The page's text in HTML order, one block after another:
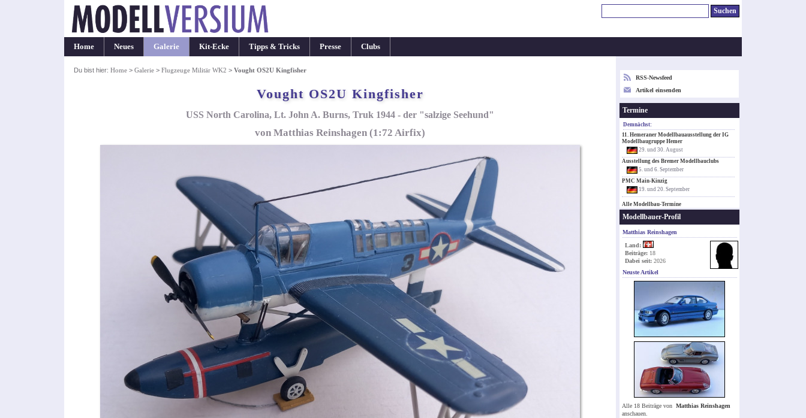
Home Neues Galerie Kit-Ecke Tipps & Tricks Presse Clubs
Du bist hier: Home> Galerie> Flugzeuge Militär WK2 > Vought OS2U Kingfisher
Vought OS2U Kingfisher
USS North Carolina, Lt. John A. Burns, Truk 1944 - der "salzige Seehund"
von Matthias Reinshagen (1:72 Airfix)
RSS-Newsfeed
Artikel einsenden
Termine
Demnächst:
11. Hemeraner Modellbauausstellung der IG
Modellbaugruppe Hemer
29. und 30. August
Ausstellung des Bremer Modellbauclubs
5. und 6. September
PMC Main-Kinzig
19. und 20. September
Alle Modellbau-Termine
Modellbauer-Profil
Matthias Reinshagen
Land:
Beiträge: 18
Dabei seit: 2026
Neuste Artikel
Alle 18 Beiträge von Matthias Reinshagen
anschauen.